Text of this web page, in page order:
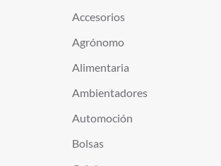
Accesorios
Agrónomo
Alimentaria
Ambientadores
Automoción
Bolsas